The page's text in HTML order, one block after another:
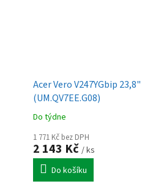
Acer Vero V247YGbip 23,8"
(UM.QV7EE.G08)
Do týdne
1 771 Kč bez DPH
2 143 Kč / ks
Do košíku